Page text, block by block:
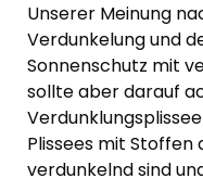
Unserer Meinung
Verdunkelung und
Sonnenschutz mit
sollte aber darauf
Plissees mit Stoffen
verdunkelnd sind